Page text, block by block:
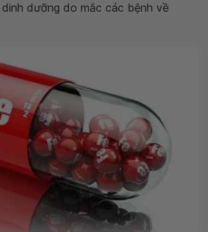
dinh dưỡng do mắc các bệnh về